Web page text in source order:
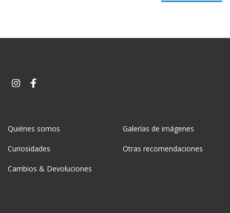
Quiénes somos Galerías de imágenes
Curiosidades Otras recomendaciones
Cambios & Devoluciones